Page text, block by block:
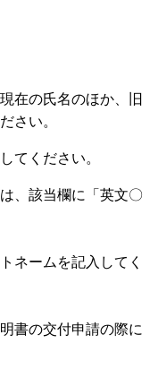
在の氏名のほか、旧
さい。
ください。
、該当欄に「英文〇
ムを記入してく
書の交付申請の際に